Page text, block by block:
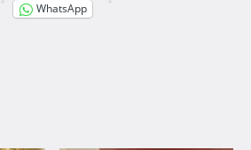
WhatsApp